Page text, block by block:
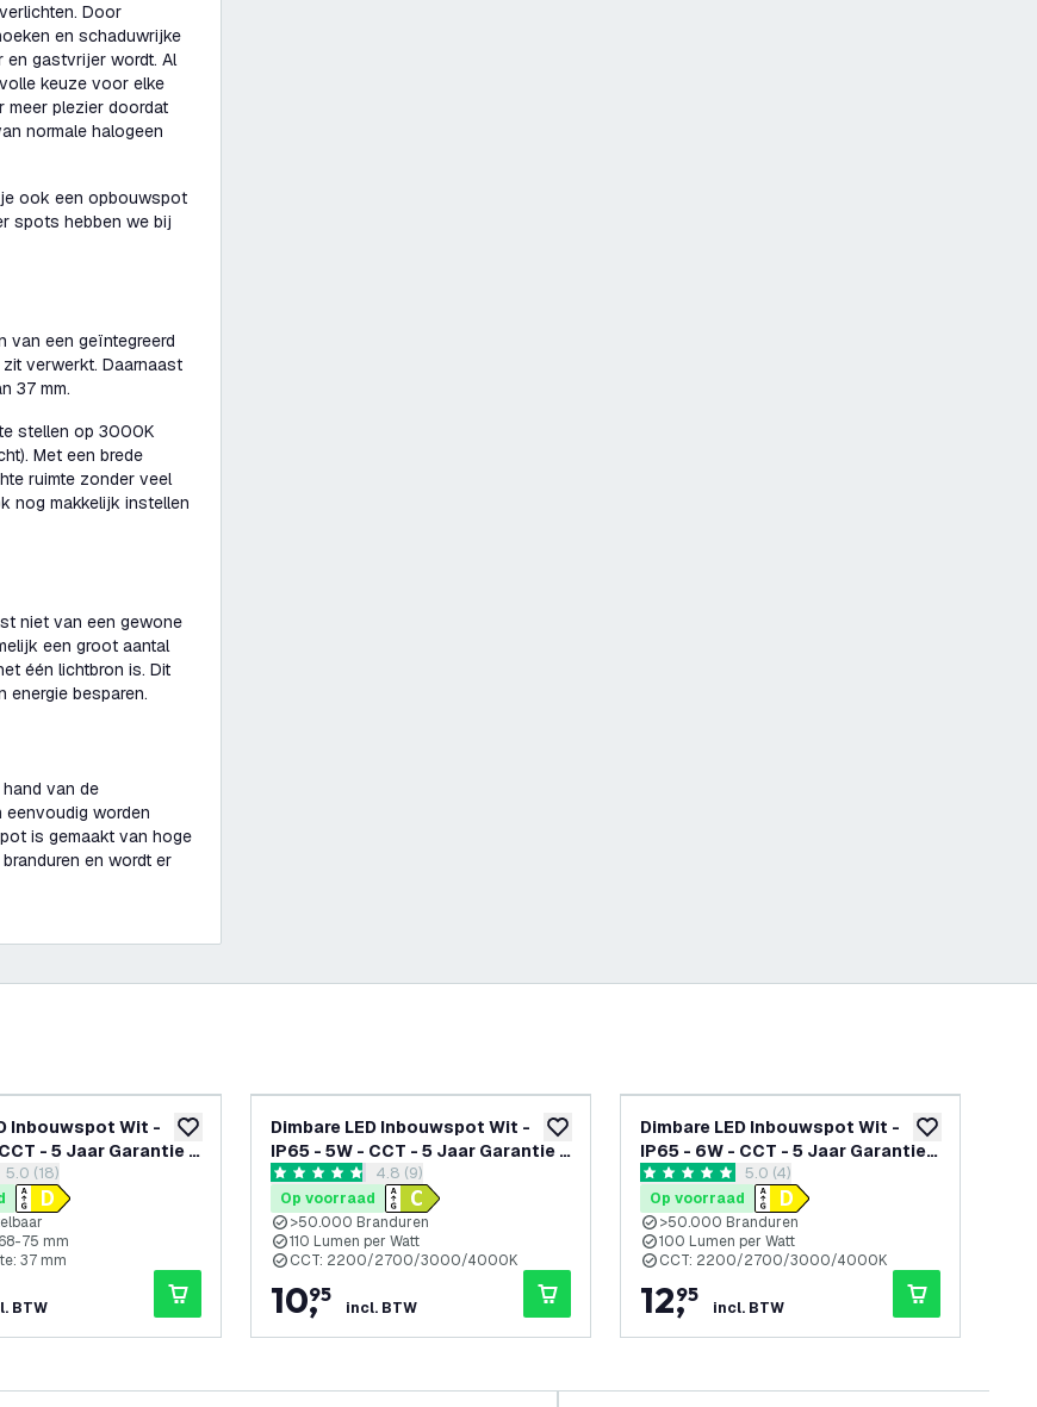
Door
en schaduwrijke
en gastvrijer wordt. Al
keuze voor elke
meer plezier doordat
normale halogeen
ook een opbouwspot
spots hebben we bij
van een geïntegreerd
verwerkt. Daarnaast
37 mm.
stellen op 3000K
Met een brede
ruimte zonder veel
nog makkelijk instellen
niet van een gewone
een groot aantal
één lichtbron is. Dit
energie besparen.
van de
eenvoudig worden
is gemaakt van hoge
en wordt er
toevoegen aan verlanglijst
Inbouwspot Wit -
- 5 Jaar Garantie -
de Badkamer
drawer openen
5.0 (18)
75 mm
37 mm
BTW
toevoegen aan verlanglijst
Dimbare LED Inbouwspot Wit -
IP65 - 5W - CCT - 5 Jaar Garantie -
Geschikt voor de Badkamer
reviews drawer openen
4.8 score sterren4.8 (9)
Op voorraad
>50.000 Branduren
110 Lumen per Watt
CCT: 2200/2700/3000/4000K
10,
95
incl. BTW
toevoegen
Dimbare LED Inbouwspot Wit -
IP65 - 6W - CCT - 5 Jaar Garantie -
Geschikt voor de Badkamer
reviews drawer openen
5 score sterren5.0 (4)
Op voorraad
>50.000 Branduren
100 Lumen per Watt
CCT: 2200/2700/3000/4000K
12,
95
incl. BTW